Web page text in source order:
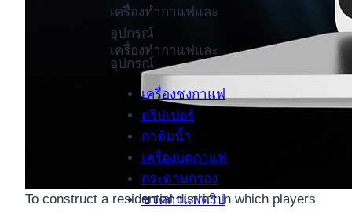
เครื่องทำกาแฟและ
อุปกรณ์
เครื่องทำกาแฟและ
อุปกรณ์
เครื่องชงกาแฟ
ดริปเปอร์
กาต้มน้ำ
เครื่องบดกาแฟ
กระดาษกรอง
ขวดกาแฟดริป
To construct a residential district in which players